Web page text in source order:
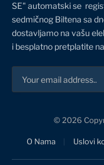
SE" automatski se
sedmičnog Biltena sa
dostavljamo na vašu
i besplatno pretplatite
© 2026
O Nama Uslovi